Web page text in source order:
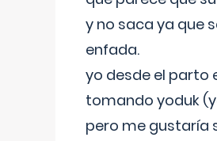
y no saca ya que
enfada.
yo desde el parto
tomando yoduk
pero me gustaría